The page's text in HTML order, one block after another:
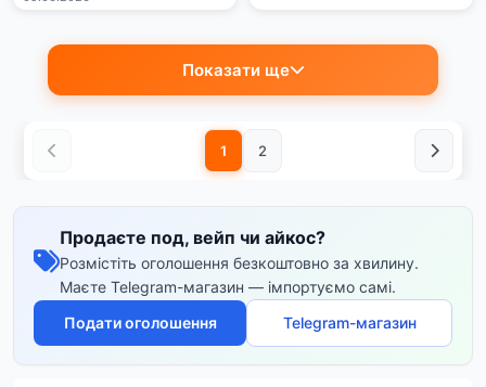
Показати ще
1 2
Продаєте под, вейп чи айкос?
Розмістіть оголошення безкоштовно за хвилину.
Маєте Telegram-магазин — імпортуємо самі.
Подати оголошення
Telegram-магазин